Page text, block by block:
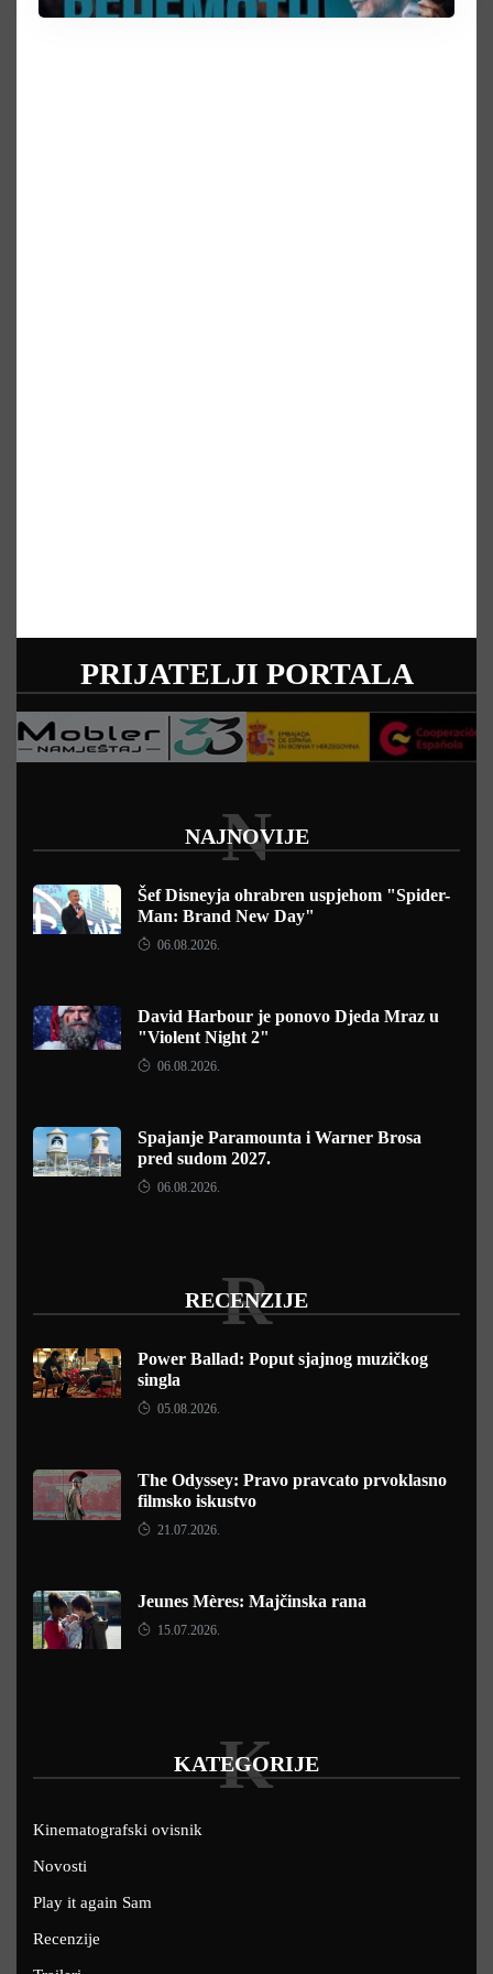
PRIJATELJI PORTALA
NAJNOVIJE
N
Šef Disneyja ohrabren uspjehom "Spider-
Man: Brand New Day"
06.08.2026.
David Harbour je ponovo Djeda Mraz u
"Violent Night 2"
06.08.2026.
Spajanje Paramounta i Warner Brosa
pred sudom 2027.
06.08.2026.
RECENZIJE
R
Power Ballad: Poput sjajnog muzičkog
singla
05.08.2026.
The Odyssey: Pravo pravcato prvoklasno
filmsko iskustvo
21.07.2026.
Jeunes Mères: Majčinska rana
15.07.2026.
KATEGORIJE
K
Kinematografski ovisnik
Novosti
Play it again Sam
Recenzije